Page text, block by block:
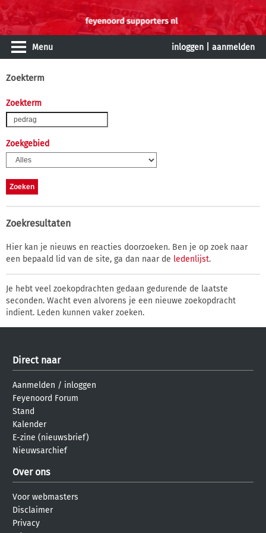
Menu inloggen aanmelden
Zoekterm
Zoekterm
Zoekgebied
Zoekresultaten
Hier kan je nieuws en reacties doorzoeken. Ben je op zoek naar
een bepaald lid van de site, ga dan naar de ledenlijst.
Je hebt veel zoekopdrachten gedaan gedurende de laatste
seconden. Wacht even alvorens je een nieuwe zoekopdracht
indient. Leden kunnen vaker zoeken.
Direct naar
Aanmelden / inloggen
Feyenoord Forum
Stand
Kalender
E-zine (nieuwsbrief)
Nieuwsarchief
Over ons
Voor webmasters
Disclaimer
Privacy